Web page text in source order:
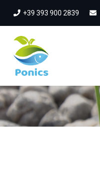
+39 393 900 2839